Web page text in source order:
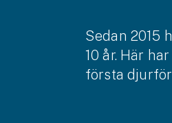
Sedan 2015
10 år. Här
första